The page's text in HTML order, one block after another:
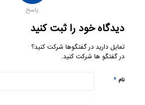
پاسخ
دیدگاه خود را ثبت کنید
تمایل دارید در گفتگوها شرکت کنید؟
در گفتگو ها شرکت کنید.
نام*